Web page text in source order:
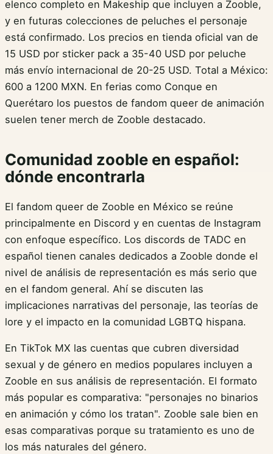
elenco completo en Makeship que incluyen a Zooble,
y en futuras colecciones de peluches el personaje
está confirmado. Los precios en tienda oficial van de
15 USD por sticker pack a 35-40 USD por peluche
más envío internacional de 20-25 USD. Total a México:
600 a 1200 MXN. En ferias como Conque en
Querétaro los puestos de fandom queer de animación
suelen tener merch de Zooble destacado.
Comunidad zooble en español:
dónde encontrarla
El fandom queer de Zooble en México se reúne
principalmente en Discord y en cuentas de Instagram
con enfoque específico. Los discords de TADC en
español tienen canales dedicados a Zooble donde el
nivel de análisis de representación es más serio que
en el fandom general. Ahí se discuten las
implicaciones narrativas del personaje, las teorías de
lore y el impacto en la comunidad LGBTQ hispana.
En TikTok MX las cuentas que cubren diversidad
sexual y de género en medios populares incluyen a
Zooble en sus análisis de representación. El formato
más popular es comparativa: "personajes no binarios
en animación y cómo los tratan". Zooble sale bien en
esas comparativas porque su tratamiento es uno de
los más naturales del género.